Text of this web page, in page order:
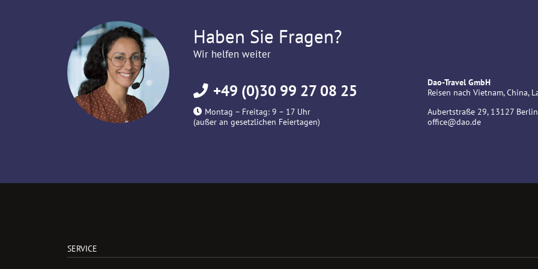
Haben Sie Fragen?
Wir helfen weiter
+49 (0)30 99 27 08 25
Montag – Freitag: 9 – 17 Uhr
(außer an gesetzlichen Feiertagen)
Dao-Travel GmbH
Reisen nach Vietnam, China,
Aubertstraße 29, 13127 Berlin
office@dao.de
SERVICE